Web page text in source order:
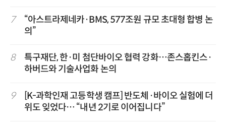
7
“아스트라제네카·BMS, 577조원 규모 초대형 합병 논
의”
8
특구재단, 한·미 첨단바이오 협력 강화…존스홉킨스·
하버드와 기술사업화 논의
9
[K-과학인재 고등학생 캠프] 반도체·바이오 실험에 더
위도 잊었다… “내년 2기로 이어집니다”